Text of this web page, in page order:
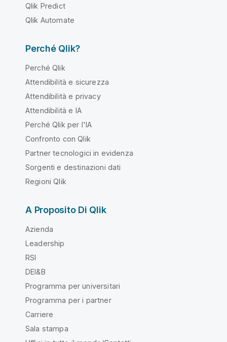
Qlik Predict
Qlik Automate
Perché Qlik?
Perché Qlik
Attendibilità e sicurezza
Attendibilità e privacy
Attendibilità e IA
Perché Qlik per l'IA
Confronto con Qlik
Partner tecnologici in evidenza
Sorgenti e destinazioni dati
Regioni Qlik
A Proposito Di Qlik
Azienda
Leadership
RSI
DEI&B
Programma per universitari
Programma per i partner
Carriere
Sala stampa